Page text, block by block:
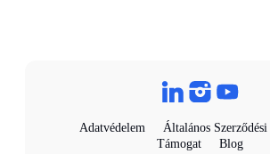
Adatvédelem
Általános
Támogat
Blog